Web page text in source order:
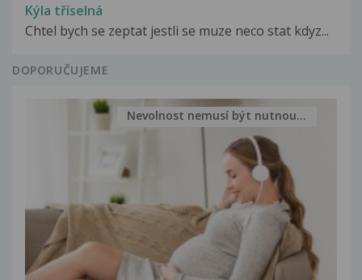
Kýla tříselná
Chtel bych se zeptat jestli se muze neco stat kdyz...
DOPORUČUJEME
Nevolnost nemusí být nutnou...